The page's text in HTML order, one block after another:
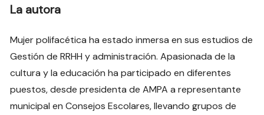
La autora
Mujer polifacética ha estado inmersa en sus estudios de
Gestión de RRHH y administración. Apasionada de la
cultura y la educación ha participado en diferentes
puestos, desde presidenta de AMPA a representante
municipal en Consejos Escolares, llevando grupos de